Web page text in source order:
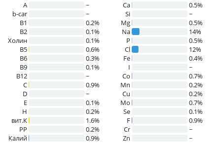
A
~
b-car
~
В1
0.2%
B2
0.1%
Холин
0.1%
B5
0.6%
B6
0.3%
B9
0.1%
B12
~
C
0.9%
D
~
E
0.1%
H
0.2%
вит.К
1.6%
PP
0.2%
Калий
0.9%
Ca
0.5%
Si
~
Mg
0.5%
Na
14%
P
0.5%
Cl
12%
Fe
0.4%
I
~
Co
0.7%
Mn
0.2%
Cu
0.2%
Mo
0.7%
Se
0.1%
F
0.9%
Cr
~
Zn
~